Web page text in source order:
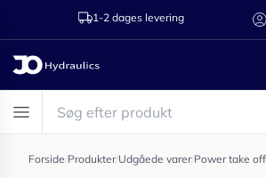
1-2 dages levering
Forside/Produkter/Udgåede varer/Power take